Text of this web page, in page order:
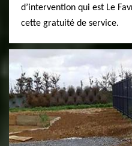
d’intervention qui est Le
cette gratuité de service.